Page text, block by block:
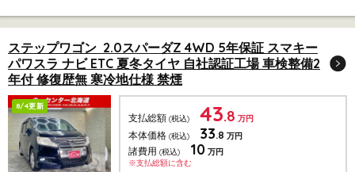
ステップワゴン 2.0スパーダZ 4WD 5年保証 スマキー
パワスラ ナビ ETC 夏冬タイヤ 自社認証工場 車検整備2
年付 修復歴無 寒冷地仕様 禁煙
8/4更新
支払総額 (税込) 43.8 万円
本体価格 (税込) 33.8 万円
諸費用 (税込) 10 万円
※支払総額に含む